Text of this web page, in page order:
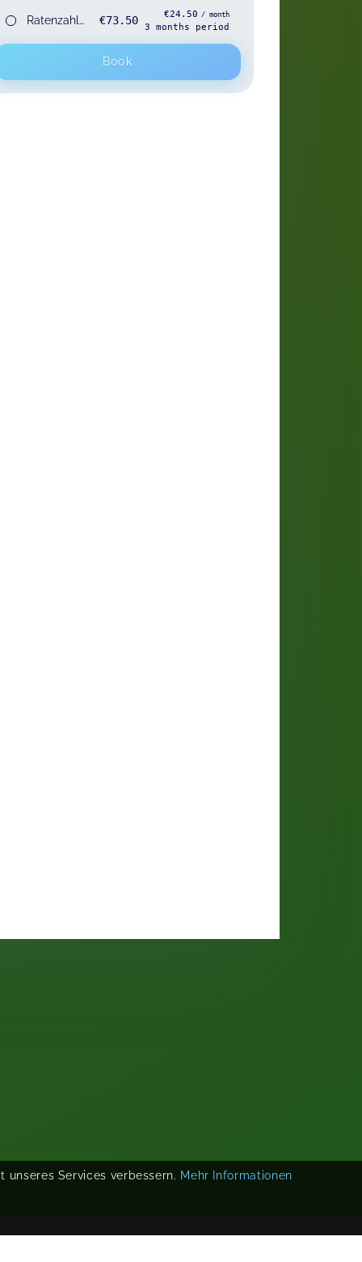
Ratenzahlung Einzelberatung
€73.50 €24.50 / month
3 months period
Book
Services verbessern. Mehr Informationen